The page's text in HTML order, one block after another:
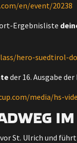
en/event/20238
Ergebnisliste
hero-suedtirol-
der 16. Ausgabe
media/hs-
St. Ulrich und